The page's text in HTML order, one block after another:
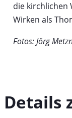
die kirchlichen
Wirken als
Fotos: Jörg
Details